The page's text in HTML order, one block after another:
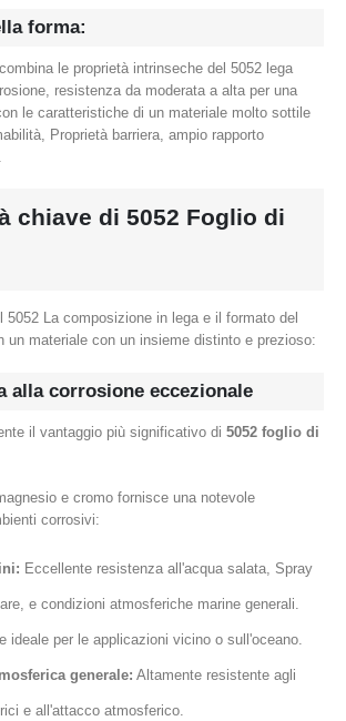
forma:
le proprietà intrinseche del 5052 lega
resistenza da moderata a alta per una
le caratteristiche di un materiale molto sottile
Proprietà barriera, ampio rapporto
chiave di 5052 Foglio di
5052 La composizione in lega e il formato del
un materiale con un insieme distinto e prezioso:
alla corrosione eccezionale
il vantaggio più significativo di 5052 foglio di
e cromo fornisce una notevole
corrosivi:
Eccellente resistenza all'acqua salata, Spray
e condizioni atmosferiche marine generali.
ideale per le applicazioni vicino o sull'oceano.
generale: Altamente resistente agli
e all'attacco atmosferico.